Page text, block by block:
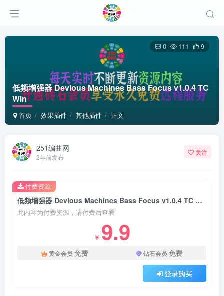
低频增强器 Devious Machines Bass Focus v1.0.4 TC
Win
首页 效果插件 其他插件 正文
0 111 9
251编曲网
2年前发布
关注
低频增强器 Devious Machines Bass Focus v1.0.4 TC Win
此内容为付费资源，请付费后查看
￥ 9.9
黄金会员 免费 钻石会员 免费
登录购买
付费资源